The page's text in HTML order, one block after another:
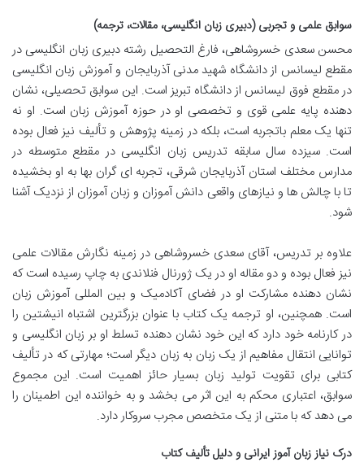
سوابق علمی و تجربی (دبیری زبان انگلیسی، مقالات، ترجمه)
محسن سعدی خسروشاهی، فارغ التحصیل رشته دبیری زبان انگلیسی در
مقطع لیسانس از دانشگاه شهید مدنی آذربایجان و آموزش زبان انگلیسی
در مقطع فوق لیسانس از دانشگاه تبریز است. این سوابق تحصیلی، نشان
دهنده پایه علمی قوی و تخصصی او در حوزه آموزش زبان است. او نه
تنها یک معلم باتجربه است، بلکه در زمینه پژوهش و تألیف نیز فعال بوده
است. سیزده سال سابقه تدریس زبان انگلیسی در مقطع متوسطه در
مدارس مختلف استان آذربایجان شرقی، تجربه ای گران بها به او بخشیده
تا با چالش ها و نیازهای واقعی دانش آموزان و زبان آموزان از نزدیک آشنا
شود.
علاوه بر تدریس، آقای سعدی خسروشاهی در زمینه نگارش مقالات علمی
نیز فعال بوده و دو مقاله او در یک ژورنال فنلاندی به چاپ رسیده است که
نشان دهنده مشارکت او در فضای آکادمیک و بین المللی آموزش زبان
است. همچنین، او ترجمه یک کتاب با عنوان بزرگترین اشتباه انیشتین را
در کارنامه خود دارد که این خود نشان دهنده تسلط او بر زبان انگلیسی و
توانایی انتقال مفاهیم از یک زبان به زبان دیگر است؛ مهارتی که در تألیف
کتابی برای تقویت تولید زبان بسیار حائز اهمیت است. این مجموع
سوابق، اعتباری محکم به این اثر می بخشد و به خواننده این اطمینان را
می دهد که با متنی از یک متخصص مجرب سروکار دارد.
درک نیاز زبان آموز ایرانی و دلیل تألیف کتاب